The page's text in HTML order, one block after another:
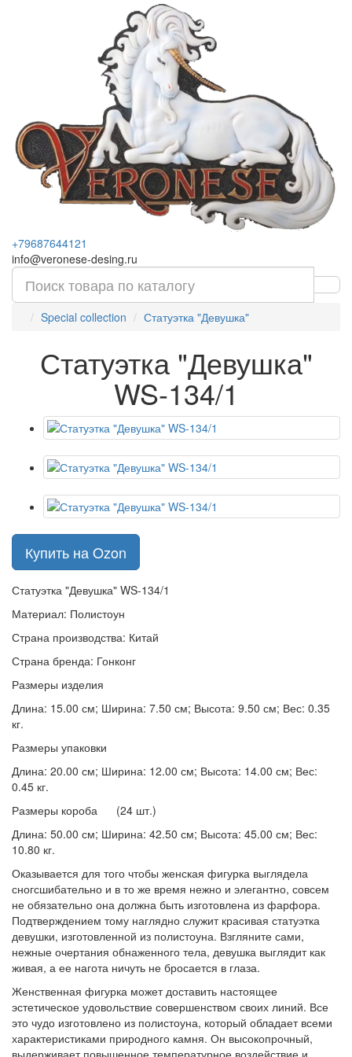
+79687644121
info@veronese-desing.ru
Special collection Статуэтка "Девушка"
Статуэтка "Девушка"
WS-134/1
Купить на Ozon
Статуэтка "Девушка" WS-134/1
Материал: Полистоун
Страна производства: Китай
Страна бренда: Гонконг
Размеры изделия
Длина: 15.00 см; Ширина: 7.50 см; Высота: 9.50 см; Вес: 0.35
кг.
Размеры упаковки
Длина: 20.00 см; Ширина: 12.00 см; Высота: 14.00 см; Вес:
0.45 кг.
Размеры короба (24 шт.)
Длина: 50.00 см; Ширина: 42.50 см; Высота: 45.00 см; Вес:
10.80 кг.
Оказывается для того чтобы женская фигурка выглядела
сногсшибательно и в то же время нежно и элегантно, совсем
не обязательно она должна быть изготовлена из фарфора.
Подтверждением тому наглядно служит красивая статуэтка
девушки, изготовленной из полистоуна. Взгляните сами,
нежные очертания обнаженного тела, девушка выглядит как
живая, а ее нагота ничуть не бросается в глаза.
Женственная фигурка может доставить настоящее
эстетическое удовольствие совершенством своих линий. Все
это чудо изготовлено из полистоуна, который обладает всеми
характеристиками природного камня. Он высокопрочный,
выдерживает повышенное температурное воздействие и